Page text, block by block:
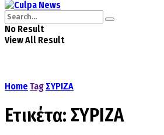
No Result
View All Result
Home Tag ΣΥΡΙΖΑ
Ετικέτα: ΣΥΡΙΖΑ